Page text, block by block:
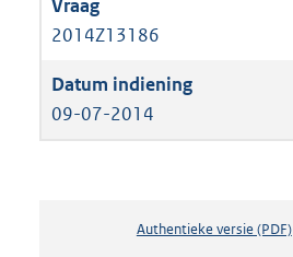
2014Z13186
09-07-2014
Authentieke versie (PDF)b